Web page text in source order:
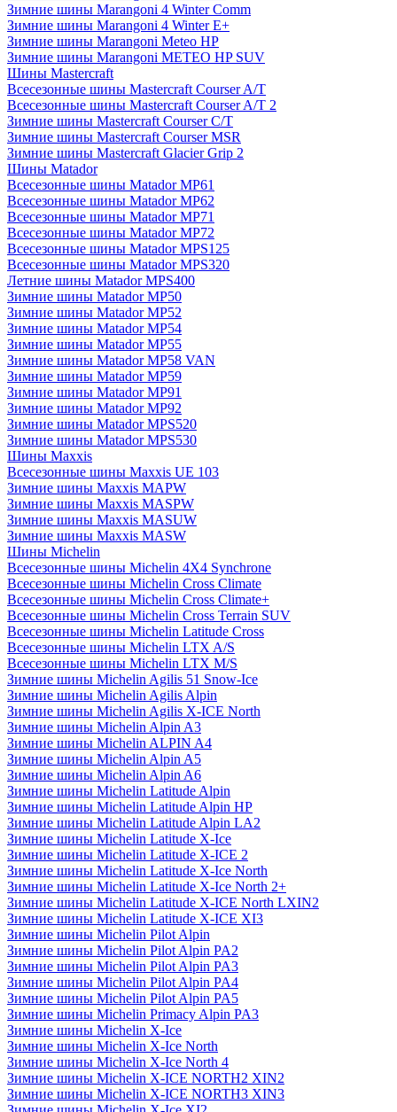
Зимние шины Marangoni 4 Winter Comm
Зимние шины Marangoni 4 Winter E+
Зимние шины Marangoni Meteo HP
Зимние шины Marangoni METEO HP SUV
Шины Mastercraft
Всесезонные шины Mastercraft Courser A/T
Всесезонные шины Mastercraft Courser A/T 2
Зимние шины Mastercraft Courser C/T
Зимние шины Mastercraft Courser MSR
Зимние шины Mastercraft Glacier Grip 2
Шины Matador
Всесезонные шины Matador MP61
Всесезонные шины Matador MP62
Всесезонные шины Matador MP71
Всесезонные шины Matador MP72
Всесезонные шины Matador MPS125
Всесезонные шины Matador MPS320
Летние шины Matador MPS400
Зимние шины Matador MP50
Зимние шины Matador MP52
Зимние шины Matador MP54
Зимние шины Matador MP55
Зимние шины Matador MP58 VAN
Зимние шины Matador MP59
Зимние шины Matador MP91
Зимние шины Matador MP92
Зимние шины Matador MPS520
Зимние шины Matador MPS530
Шины Maxxis
Всесезонные шины Maxxis UE 103
Зимние шины Maxxis MAPW
Зимние шины Maxxis MASPW
Зимние шины Maxxis MASUW
Зимние шины Maxxis MASW
Шины Michelin
Всесезонные шины Michelin 4X4 Synchrone
Всесезонные шины Michelin Cross Climate
Всесезонные шины Michelin Cross Climate+
Всесезонные шины Michelin Cross Terrain SUV
Всесезонные шины Michelin Latitude Cross
Всесезонные шины Michelin LTX A/S
Всесезонные шины Michelin LTX M/S
Зимние шины Michelin Agilis 51 Snow-Ice
Зимние шины Michelin Agilis Alpin
Зимние шины Michelin Agilis X-ICE North
Зимние шины Michelin Alpin A3
Зимние шины Michelin ALPIN A4
Зимние шины Michelin Alpin A5
Зимние шины Michelin Alpin A6
Зимние шины Michelin Latitude Alpin
Зимние шины Michelin Latitude Alpin HP
Зимние шины Michelin Latitude Alpin LA2
Зимние шины Michelin Latitude X-Ice
Зимние шины Michelin Latitude X-ICE 2
Зимние шины Michelin Latitude X-Ice North
Зимние шины Michelin Latitude X-Ice North 2+
Зимние шины Michelin Latitude X-ICE North LXIN2
Зимние шины Michelin Latitude X-ICE XI3
Зимние шины Michelin Pilot Alpin
Зимние шины Michelin Pilot Alpin PA2
Зимние шины Michelin Pilot Alpin PA3
Зимние шины Michelin Pilot Alpin PA4
Зимние шины Michelin Pilot Alpin PA5
Зимние шины Michelin Primacy Alpin PA3
Зимние шины Michelin X-Ice
Зимние шины Michelin X-Ice North
Зимние шины Michelin X-Ice North 4
Зимние шины Michelin X-ICE NORTH2 XIN2
Зимние шины Michelin X-ICE NORTH3 XIN3